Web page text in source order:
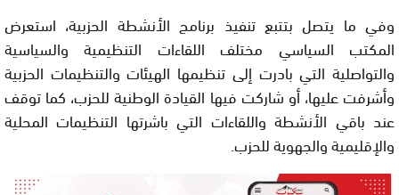
وفي ما يتصل بتتبع تنفيذ برنامج الأنشطة الحزبية، استعرض
المكتب السياسي مختلف اللقاءات التنظيمية والسياسية
والتواصلية التي بادرت إلى تنظيمها الهيئات والتنظيمات الحزبية
وأشرفت عليها، أو شاركت فيها القيادة الوطنية للحزب، كما توقف
عند باقي الأنشطة واللقاءات التي باشرتها التنظيمات المحلية
والإقليمية والجهوية للحزب.